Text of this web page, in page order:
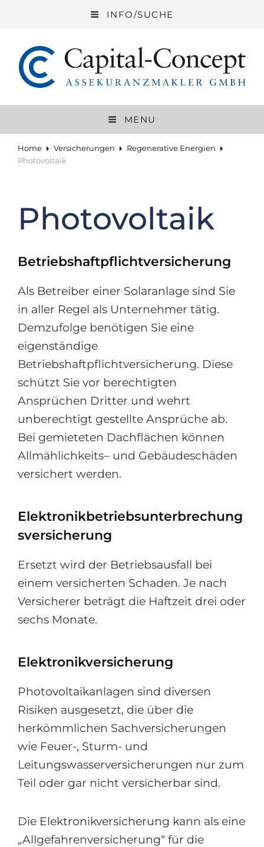
INFO/SUCHE
CAPITAL-CONCEPT ASSEKURANZ
GMBH
Versicherungen Mit Echtem Service
MENU
Home Versicherungen
Regenerative Energien
Photovoltaik
Photovoltaik
Betriebshaftpflichtversicherung
Als Betreiber einer Solaranlage sind Sie
in aller Regel als Unternehmer tätig.
Demzufolge benötigen Sie eine
eigenständige
Betriebshaftpflichtversicherung. Diese
schützt Sie vor berechtigten
Ansprüchen Dritter und wehrt
unberechtigt gestellte Ansprüche ab.
Bei gemieteten Dachflächen können
Allmählichkeits– und Gebäudeschäden
versichert werden.
Elektronikbetriebsunterbrechung
sversicherung
Ersetzt wird der Betriebsausfall bei
einem versicherten Schaden. Je nach
Versicherer beträgt die Haftzeit drei oder
sechs Monate.
Elektronikversicherung
Photovoltaikanlagen sind diversen
Risiken ausgesetzt, die über die
herkömmlichen Sachversicherungen
wie Feuer-, Sturm- und
Leitungswasserversicherungen nur zum
Teil oder gar nicht versicherbar sind.
Die Elektronikversicherung kann als eine
„Allgefahrenversicherung“ für die